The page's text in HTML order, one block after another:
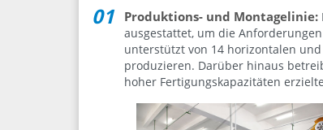
Produktions- und Montagelinie:
ausgestattet, um die
unterstützt von 14 horizontalen
produzieren. Darüber hinaus
hoher Fertigungskapazitäten